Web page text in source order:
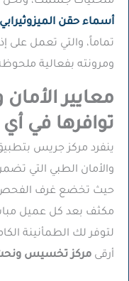
أسماء حقن
تماماً، والتي تعمل على
ومرونته بفعالية
معايير
توافرها في
ينفرد مركز جريس
والأمان الطبي التي
حيث تخضع غرف الفحص
مكثف بعد كل عميل
لتوفر لك الطمأنينة
أرقى مركز تخسيس